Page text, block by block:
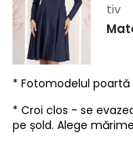
tiv
* Fotomodelul
* Croi clos - se
pe șold. Alege